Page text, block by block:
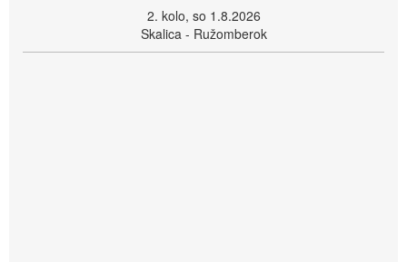
2. kolo, so 1.8.2026
Skalica - Ružomberok